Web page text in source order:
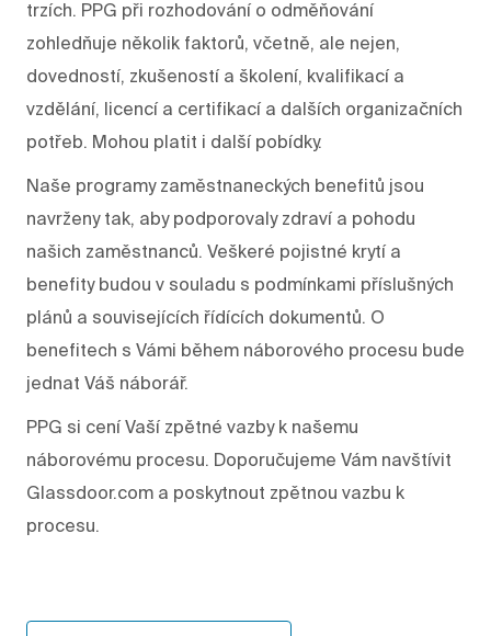
trzích. PPG při rozhodování o odměňování
zohledňuje několik faktorů, včetně, ale nejen,
dovedností, zkušeností a školení, kvalifikací a
vzdělání, licencí a certifikací a dalších organizačních
potřeb. Mohou platit i další pobídky.
Naše programy zaměstnaneckých benefitů jsou
navrženy tak, aby podporovaly zdraví a pohodu
našich zaměstnanců. Veškeré pojistné krytí a
benefity budou v souladu s podmínkami příslušných
plánů a souvisejících řídících dokumentů. O
benefitech s Vámi během náborového procesu bude
jednat Váš náborář.
PPG si cení Vaší zpětné vazby k našemu
náborovému procesu. Doporučujeme Vám navštívit
Glassdoor.com a poskytnout zpětnou vazbu k
procesu.